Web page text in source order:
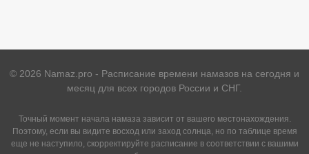
© 2026 Namaz.pro - Расписание времени намазов на сегодня и
месяц для всех городов России и СНГ.
Точный момент начала намаза зависит от вашего местонахождения.
Поэтому, если вы видите восход или заход солнца, но по таблице время
еще не наступило, скорректируйте расписание в соответствии с вашими